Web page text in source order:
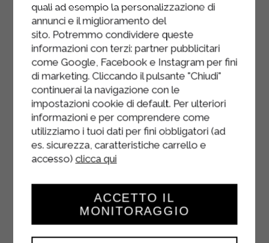
Portare il brodo a bollore, buttare i
canederli e lasciar cuocere per
almeno 15 minuti a fuoco basso;
quando verranno a galla, scolare e
servire aggiungendo erba cipollina e
speck a piacere.
quali ad esempio la personalizzazione di
annunci e il miglioramento del
sito. Potremmo condividere queste
informazioni con terzi: partner pubblicitari
come Google, Facebook e Instagram per fini
di marketing. Cliccando il pulsante "Chiudi"
continuerai la navigazione con le
impostazioni cookie di default. Per ulteriori
informazioni e per comprendere come
utilizziamo i tuoi dati per fini obbligatori (ad
es. sicurezza, caratteristiche carrello e
accesso) clicca qui
ACCETTO IL
MONITORAGGIO